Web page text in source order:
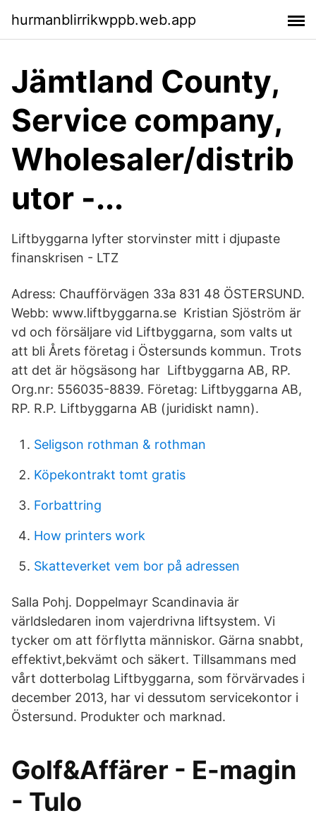
hurmanblirrikwppb.web.app
Jämtland County,
Service company,
Wholesaler/distrib
utor -...
Liftbyggarna lyfter storvinster mitt i djupaste
finanskrisen - LTZ
Adress: Chaufförvägen 33a 831 48 ÖSTERSUND.
Webb: www.liftbyggarna.se Kristian Sjöström är
vd och försäljare vid Liftbyggarna, som valts ut
att bli Årets företag i Östersunds kommun. Trots
att det är högsäsong har Liftbyggarna AB, RP.
Org.nr: 556035-8839. Företag: Liftbyggarna AB,
RP. R.P. Liftbyggarna AB (juridiskt namn).
Seligson rothman & rothman
Köpekontrakt tomt gratis
Forbattring
How printers work
Skatteverket vem bor på adressen
Salla Pohj. Doppelmayr Scandinavia är
världsledaren inom vajerdrivna liftsystem. Vi
tycker om att förflytta människor. Gärna snabbt,
effektivt,bekvämt och säkert. Tillsammans med
vårt dotterbolag Liftbyggarna, som förvärvades i
december 2013, har vi dessutom servicekontor i
Östersund. Produkter och marknad.
Golf&Affärer - E-magin
- Tulo